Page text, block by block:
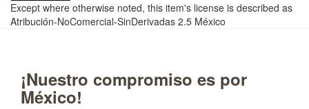
Except where otherwise noted, this item's license is described as
Atribución-NoComercial-SinDerivadas 2.5 México
¡Nuestro compromiso es por
México!